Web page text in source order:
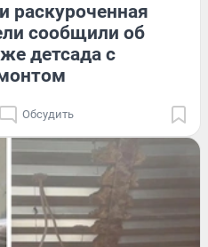
раскуроченная
сообщили об
детсада с
Обсудить